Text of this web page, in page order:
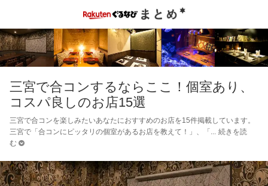
三宮で合コンするならここ！個室あり、
コスパ良しのお店15選
三宮で合コンを楽しみたいあなたにおすすめのお店を15件掲載しています。
三宮で「合コンにピッタリの個室があるお店を教えて！」、「
続きを読
む